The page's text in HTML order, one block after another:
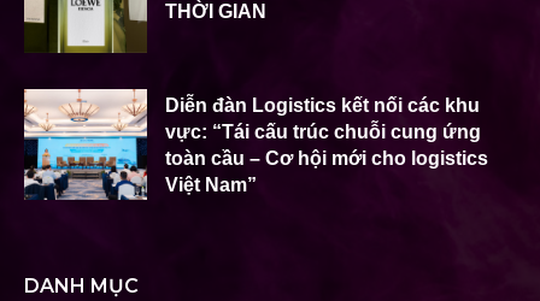
THỜI GIAN
Diễn đàn Logistics kết nối các khu
vực: “Tái cấu trúc chuỗi cung ứng
toàn cầu – Cơ hội mới cho logistics
Việt Nam”
DANH MỤC